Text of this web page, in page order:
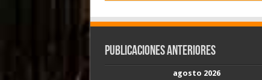
Publicaciones Anteriores
agosto 2026